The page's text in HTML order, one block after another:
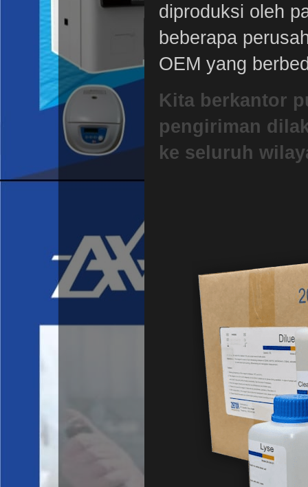
diproduksi oleh
beberapa
OEM yang
Kita berkantor
pengiriman
ke seluruh